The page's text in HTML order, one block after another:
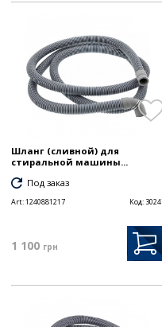
Шланг (сливной) для
стиральной машины...
Под заказ
Art:1240881217 Код:
1 100 грн